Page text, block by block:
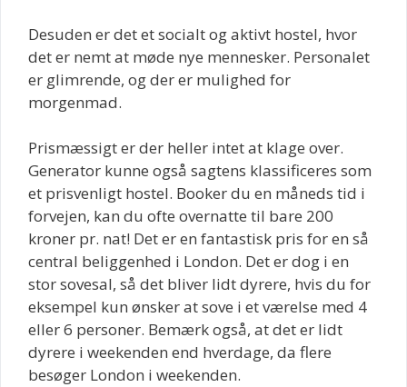
Desuden er det et socialt og aktivt hostel, hvor
det er nemt at møde nye mennesker. Personalet
er glimrende, og der er mulighed for
morgenmad.
Prismæssigt er der heller intet at klage over.
Generator kunne også sagtens klassificeres som
et prisvenligt hostel. Booker du en måneds tid i
forvejen, kan du ofte overnatte til bare 200
kroner pr. nat! Det er en fantastisk pris for en så
central beliggenhed i London. Det er dog i en
stor sovesal, så det bliver lidt dyrere, hvis du for
eksempel kun ønsker at sove i et værelse med 4
eller 6 personer. Bemærk også, at det er lidt
dyrere i weekenden end hverdage, da flere
besøger London i weekenden.